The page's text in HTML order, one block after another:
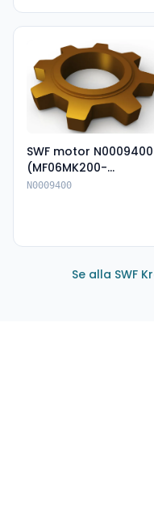
SWF motor N0009400
(MF06MK200-
135A80062E-IP66)
N0009400
Se alla SWF